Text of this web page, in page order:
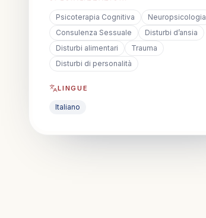
Psicoterapia Cognitiva
Neuropsicologia
Consulenza Sessuale
Disturbi d’ansia
Disturbi alimentari
Trauma
Disturbi di personalità
LINGUE
Italiano